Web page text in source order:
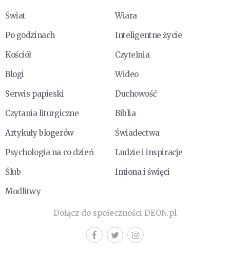
Świat
Wiara
Po godzinach
Inteligentne życie
Kościół
Czytelnia
Blogi
Wideo
Serwis papieski
Duchowość
Czytania liturgiczne
Biblia
Artykuły blogerów
Świadectwa
Psychologia na co dzień
Ludzie i inspiracje
Ślub
Imiona i święci
Modlitwy
Dołącz do społeczności DEON.pl